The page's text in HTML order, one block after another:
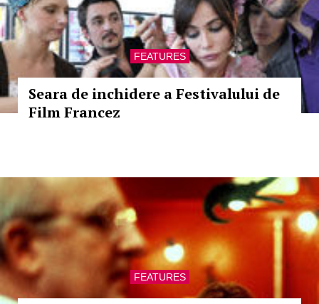
FEATURES
Seara de inchidere a Festivalului de
Film Francez
FEATURES